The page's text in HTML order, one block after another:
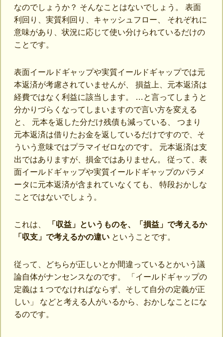
なのでしょうか？ そんなことはないでしょう。 表面
利回り、実質利回り、キャッシュフロー、 それぞれに
意味があり、状況に応じて使い分けられているだけの
ことです。
表面イールドギャップや実質イールドギャップでは元
本返済が考慮されていませんが、 損益上、元本返済は
経費ではなく利益に該当します。 …と言ってしまうと
分かりづらくなってしまいますので言い方を変える
と、 元本を返した分だけ残債も減っている、 つまり
元本返済は借りたお金を返しているだけですので、そ
ういう意味ではプラマイゼロなのです。 元本返済は支
出ではありますが、損金ではありません。 従って、表
面イールドギャップや実質イールドギャップのパラメ
ータに元本返済が含まれていなくても、 特段おかしな
ことではないでしょう。
これは、
「収益」というものを、「損益」で考えるか
「収支」で考えるかの違い ということです。
従って、どちらが正しいとか間違っているとかいう議
論自体がナンセンスなのです。 「イールドギャップの
定義は１つでなければならず、そして自分の定義が正
しい」 などと考える人がいるから、おかしなことにな
るのです。